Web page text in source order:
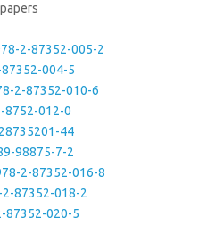
2-87352-005-2
87352-004-5
2-87352-010-6
8752-012-0
44
98875-7-2
2-87352-016-8
2-87352-018-2
87352-020-5